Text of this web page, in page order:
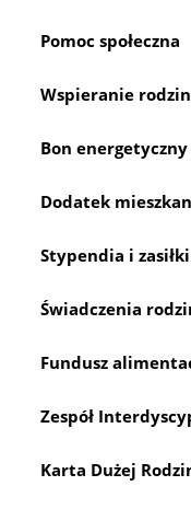
Pomoc społeczna
Wspieranie
Bon energetyczny
Dodatek
Stypendia i
Świadczenia
Fundusz
Zespół
Karta Dużej